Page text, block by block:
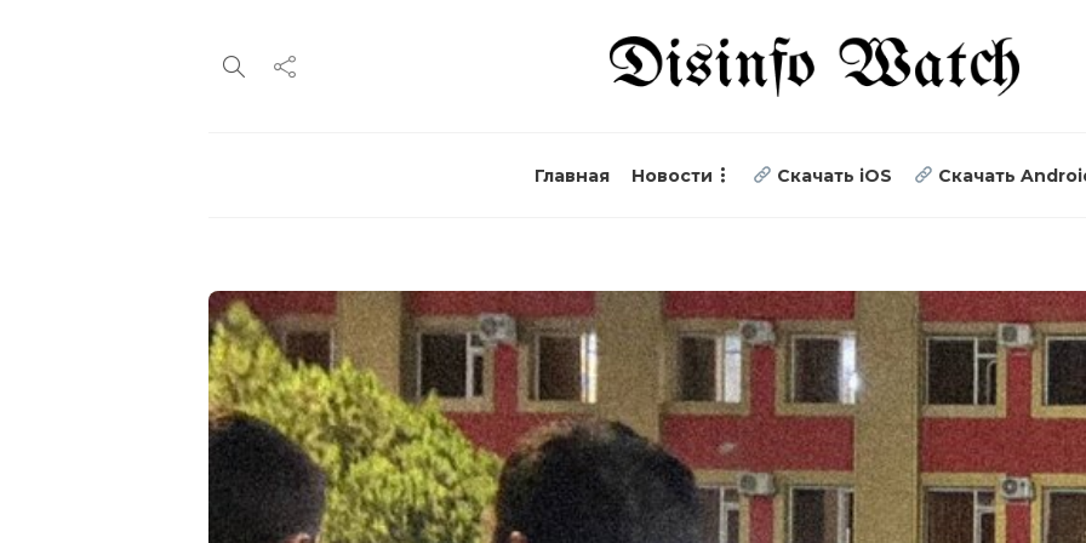
Главная Новости Скачать iOS Скачать